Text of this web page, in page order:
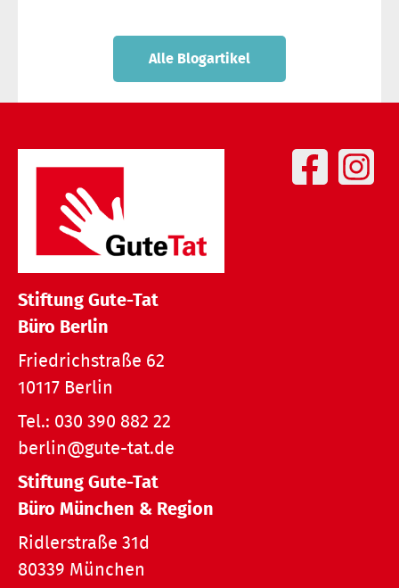
Alle Blogartikel
Stiftung Gute-Tat
Büro Berlin
Friedrichstraße 62
10117 Berlin
Tel.: 030 390 882 22
berlin@gute-tat.de
Stiftung Gute-Tat
Büro München & Region
Ridlerstraße 31d
80339 München